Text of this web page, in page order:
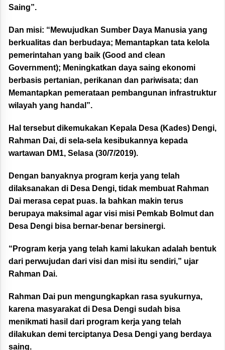
Saing”.
Dan misi: “Mewujudkan Sumber Daya Manusia yang
berkualitas dan berbudaya; Memantapkan tata kelola
pemerintahan yang baik (Good and clean
Government); Meningkatkan daya saing ekonomi
berbasis pertanian, perikanan dan pariwisata; dan
Memantapkan pemerataan pembangunan infrastruktur
wilayah yang handal”.
Hal tersebut dikemukakan Kepala Desa (Kades) Dengi,
Rahman Dai, di sela-sela kesibukannya kepada
wartawan DM1, Selasa (30/7/2019).
Dengan banyaknya program kerja yang telah
dilaksanakan di Desa Dengi, tidak membuat Rahman
Dai merasa cepat puas. Ia bahkan makin terus
berupaya maksimal agar visi misi Pemkab Bolmut dan
Desa Dengi bisa bernar-benar bersinergi.
“Program kerja yang telah kami lakukan adalah bentuk
dari perwujudan dari visi dan misi itu sendiri,” ujar
Rahman Dai.
Rahman Dai pun mengungkapkan rasa syukurnya,
karena masyarakat di Desa Dengi sudah bisa
menikmati hasil dari program kerja yang telah
dilakukan demi terciptanya Desa Dengi yang berdaya
saing.